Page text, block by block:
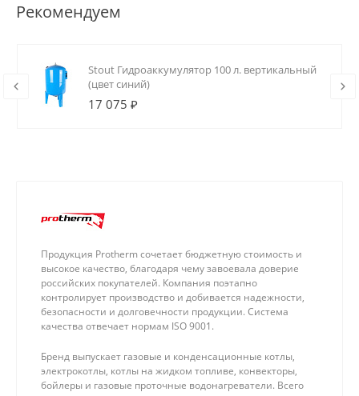
Рекомендуем
Stout Гидроаккумулятор 100 л. вертикальный
(цвет синий)
17 075 ₽
Продукция Protherm сочетает бюджетную стоимость и
высокое качество, благодаря чему завоевала доверие
российских покупателей. Компания поэтапно
контролирует производство и добивается надежности,
безопасности и долговечности продукции. Система
качества отвечает нормам ISO 9001.
Бренд выпускает газовые и конденсационные котлы,
электрокотлы, котлы на жидком топливе, конвекторы,
бойлеры и газовые проточные водонагреватели. Всего